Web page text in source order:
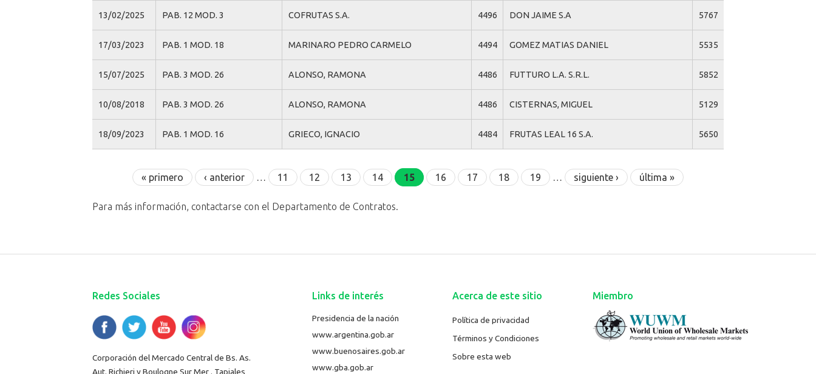
13/02/2025 PAB. 12 MOD. 3 COFRUTAS S.A. 4496 DON JAIME S.A 5767
17/03/2023 PAB. 1 MOD. 18 MARINARO PEDRO CARMELO 4494 GOMEZ MATIAS DANIEL 5535
15/07/2025 PAB. 3 MOD. 26 ALONSO, RAMONA 4486 FUTTURO L.A. S.R.L. 5852
10/08/2018 PAB. 3 MOD. 26 ALONSO, RAMONA 4486 CISTERNAS, MIGUEL 5129
18/09/2023 PAB. 1 MOD. 16 GRIECO, IGNACIO 4484 FRUTAS LEAL 16 S.A. 5650
Páginas« primero ‹ anterior … 11 12 13 14 15 16 17 18 19 … siguiente › última »
Para más información, contactarse con el Departamento de Contratos.
Redes Sociales
Corporación del Mercado Central de Bs. As.
Aut. Richieri y Boulogne Sur Mer . Tapiales
Links de interés
Presidencia de la nación
www.argentina.gob.ar
www.buenosaires.gob.ar
www.gba.gob.ar
Acerca de este sitio
Política de privacidad
Términos y Condiciones
Sobre esta web
Miembro